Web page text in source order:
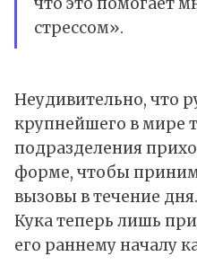
стрессом».
Неудивительно, что
крупнейшего в мире
подразделения
форме, чтобы
вызовы в течение
Кука теперь лишь
его раннему началу